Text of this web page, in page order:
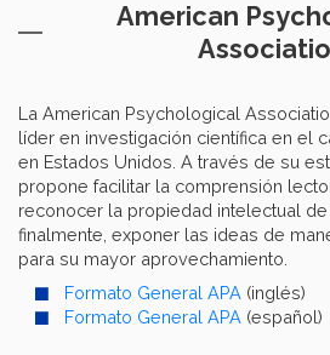
American
La American Psychological
líder en investigación científica en el
en Estados Unidos. A través de su
propone facilitar la comprensión
reconocer la propiedad intelectual de
finalmente, exponer las ideas de
para su mayor aprovechamiento.
Formato General APA (inglés)
Formato General APA (español)